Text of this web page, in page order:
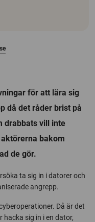
för att lära sig
då det råder brist på
drabbats vill inte
bakom
de gör.
ta sig in i datorer och
angrepp.
Då är det
sig in i en dator,